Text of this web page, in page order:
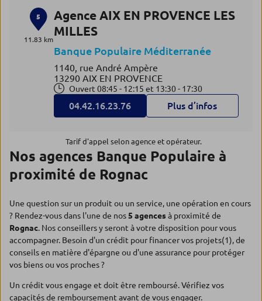
5
11.83 km
Agence AIX EN PROVENCE LES
MILLES
Banque Populaire Méditerranée
1140, rue André Ampère
13290 AIX EN PROVENCE
Ouvert 08:45 - 12:15 et 13:30 - 17:30
04.42.16.23.76 Plus d’infos
Tarif d'appel selon agence et opérateur.
Nos agences Banque Populaire à
proximité de Rognac
Une question sur un produit ou un service, une opération en cours
? Rendez-vous dans l'une de nos5 agencesà proximité de
Rognac. Nos conseillers y seront à votre disposition pour vous
accompagner. Besoin d'un crédit pour financer vos projets(1), de
conseils en matière d'épargne ou d'une assurance pour protéger
vos biens ou vos proches ?
Un crédit vous engage et doit être remboursé. Vérifiez vos
capacités de remboursement avant de vous engager.